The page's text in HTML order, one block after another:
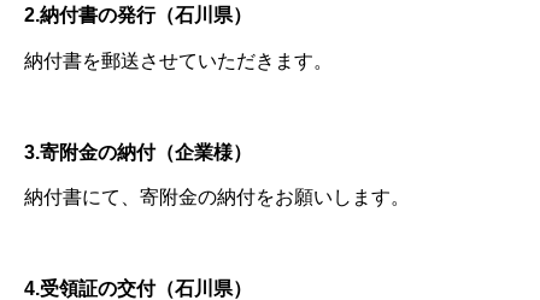
2.納付書の発行（石川県）
納付書を郵送させていただきます。
3.寄附金の納付（企業様）
納付書にて、寄附金の納付をお願いします。
4.受領証の交付（石川県）